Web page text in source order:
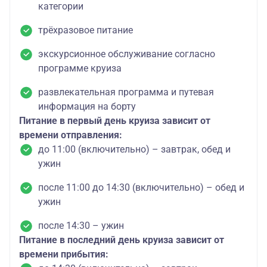
категории
трёхразовое питание
экскурсионное обслуживание согласно
программе круиза
развлекательная программа и путевая
информация на борту
Питание в первый день круиза зависит от
времени отправления:
до 11:00 (включительно) – завтрак, обед и
ужин
после 11:00 до 14:30 (включительно) – обед и
ужин
после 14:30 – ужин
Питание в последний день круиза зависит от
времени прибытия: